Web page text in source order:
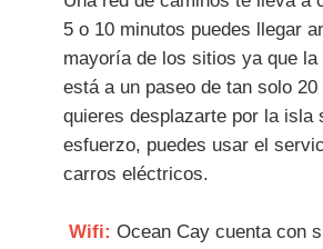
5 o 10 minutos puedes llegar
mayoría de los sitios ya que la
está a un paseo de tan solo
quieres desplazarte por la isla
esfuerzo, puedes usar el
carros eléctricos.
Wifi: Ocean Cay cuenta con